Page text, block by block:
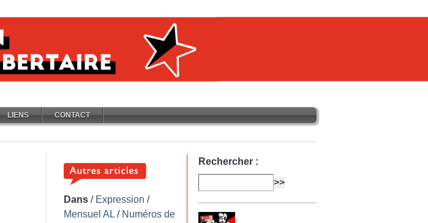
LIENS CONTACT
Dans / Expression /
Mensuel AL / Numéros de
Rechercher :